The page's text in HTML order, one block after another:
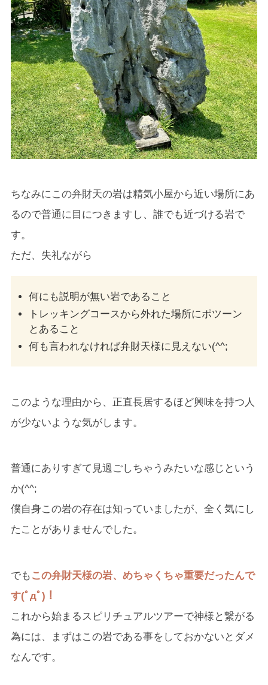
ちなみにこの弁財天の岩は精気小屋から近い場所にあ
るので普通に目につきますし、誰でも近づける岩で
す。
ただ、失礼ながら
何にも説明が無い岩であること
トレッキングコースから外れた場所にポツーン
とあること
何も言われなければ弁財天様に見えない(^^;
このような理由から、正直長居するほど興味を持つ人
が少ないような気がします。
普通にありすぎて見過ごしちゃうみたいな感じという
か(^^;
僕自身この岩の存在は知っていましたが、全く気にし
たことがありませんでした。
でも この弁財天様の岩、めちゃくちゃ重要だったんで
す(ﾟдﾟ)！
これから始まるスピリチュアルツアーで神様と繋がる
為には、まずはこの岩である事をしておかないとダメ
なんです。